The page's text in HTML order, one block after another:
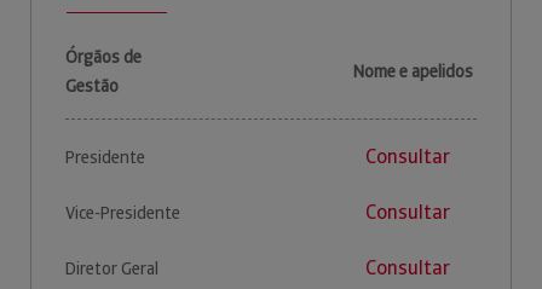
Órgãos de
Gestão
Nome e apelidos
Presidente Consultar
Vice-Presidente Consultar
Diretor Geral Consultar